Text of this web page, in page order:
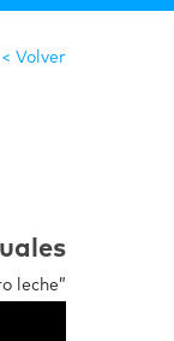
< Volver
leche”